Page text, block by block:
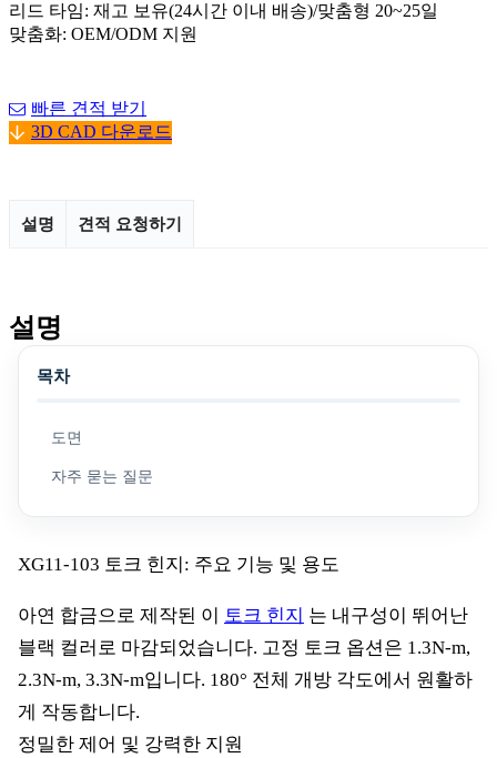
리드 타임: 재고 보유(24시간 이내 배송)/맞춤형 20~25일
맞춤화: OEM/ODM 지원
빠른 견적 받기
3D CAD 다운로드
설명 견적 요청하기
설명
목차
도면
자주 묻는 질문
XG11-103 토크 힌지: 주요 기능 및 용도
아연 합금으로 제작된 이 토크 힌지 는 내구성이 뛰어난
블랙 컬러로 마감되었습니다. 고정 토크 옵션은 1.3N-m,
2.3N-m, 3.3N-m입니다. 180° 전체 개방 각도에서 원활하
게 작동합니다.
정밀한 제어 및 강력한 지원